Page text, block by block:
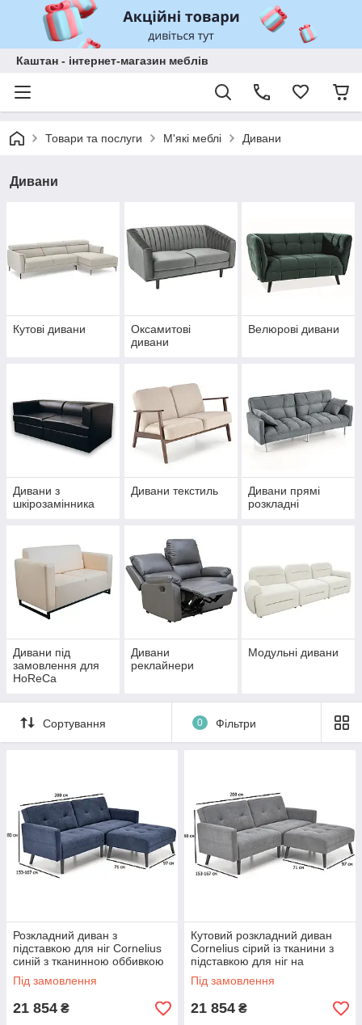
Каштан - інтернет-магазин меблів
Товари та послуги М'які меблі Дивани
Дивани
Кутові дивани
Оксамитові
дивани
Велюрові дивани
Дивани з
шкірозамінника
Дивани текстиль
Дивани прямі
розкладні
Дивани під
замовлення для
HoReCa
Дивани
реклайнери
Модульні дивани
Сортування 0 Фільтри
Розкладний диван з
підставкою для ніг Cornelius
синій з тканинною оббивкою
на дерев'яних ніжках в зал
Під замовлення
21 854 ₴
Кутовий розкладний диван
Cornelius сірий із тканини з
підставкою для ніг на
дерев'яних ніжках у кімнату
Під замовлення
21 854 ₴